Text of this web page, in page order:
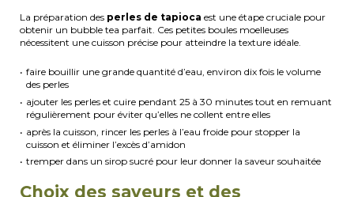
La préparation des perles de tapioca est une étape cruciale pour
obtenir un bubble tea parfait. Ces petites boules moelleuses
nécessitent une cuisson précise pour atteindre la texture idéale.
faire bouillir une grande quantité d’eau, environ dix fois le volume
des perles
ajouter les perles et cuire pendant 25 à 30 minutes tout en remuant
régulièrement pour éviter qu’elles ne collent entre elles
après la cuisson, rincer les perles à l’eau froide pour stopper la
cuisson et éliminer l’excès d’amidon
tremper dans un sirop sucré pour leur donner la saveur souhaitée
Choix des saveurs et des